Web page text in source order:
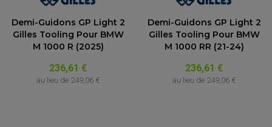
Demi-Guidons GP Light 2
Gilles Tooling Pour BMW
M 1000 R (2025)
236,61 €
au lieu de 249,06 €
Demi-Guidons GP Light 2
Gilles Tooling Pour BMW
M 1000 RR (21-24)
236,61 €
au lieu de 249,06 €